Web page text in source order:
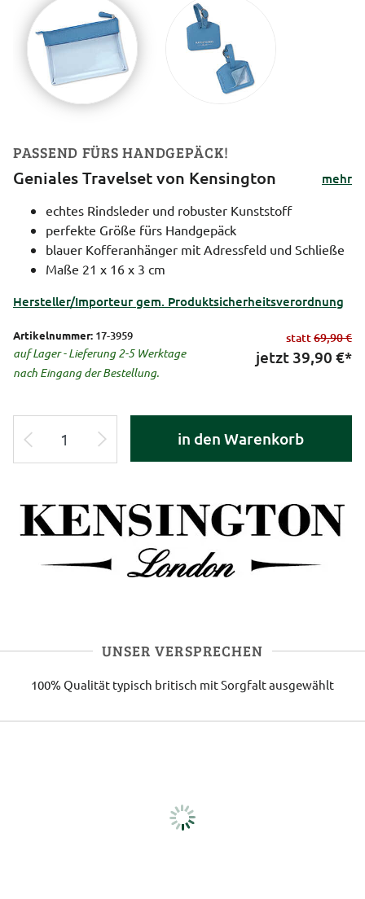
PASSEND FÜRS HANDGEPÄCK!
Geniales Travelset von Kensington
mehr
echtes Rindsleder und robuster Kunststoff
perfekte Größe fürs Handgepäck
blauer Kofferanhänger mit Adressfeld und Schließe
Maße 21 x 16 x 3 cm
Hersteller/Importeur gem. Produktsicherheitsverordnung
Artikelnummer: 17-3959
auf Lager - Lieferung 2-5 Werktage
nach Eingang der Bestellung.
statt69,90 €
jetzt 39,90 €*
in den Warenkorb
UNSER VERSPRECHEN
100% Qualität typisch britisch mit Sorgfalt ausgewählt